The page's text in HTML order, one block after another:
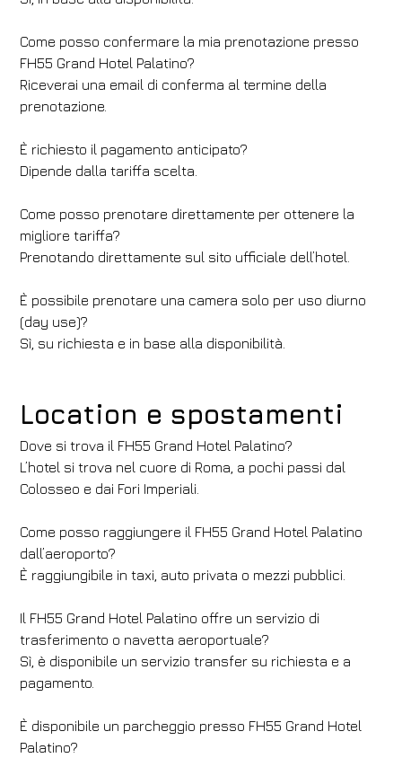
Come posso confermare la mia prenotazione presso
FH55 Grand Hotel Palatino?
Riceverai una email di conferma al termine della
prenotazione.
È richiesto il pagamento anticipato?
Dipende dalla tariffa scelta.
Come posso prenotare direttamente per ottenere la
migliore tariffa?
Prenotando direttamente sul sito ufficiale dell’hotel.
È possibile prenotare una camera solo per uso diurno
(day use)?
Sì, su richiesta e in base alla disponibilità.
Location e spostamenti
Dove si trova il FH55 Grand Hotel Palatino?
L’hotel si trova nel cuore di Roma, a pochi passi dal
Colosseo e dai Fori Imperiali.
Come posso raggiungere il FH55 Grand Hotel Palatino
dall’aeroporto?
È raggiungibile in taxi, auto privata o mezzi pubblici.
Il FH55 Grand Hotel Palatino offre un servizio di
trasferimento o navetta aeroportuale?
Sì, è disponibile un servizio transfer su richiesta e a
pagamento.
È disponibile un parcheggio presso FH55 Grand Hotel
Palatino?